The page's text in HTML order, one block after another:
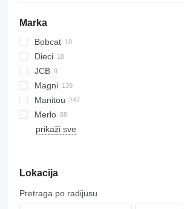
Marka
Bobcat
Dieci
Pegasus
GTH
JCB
555-210R
555-260R
TLT
Magni
RTH
Manitou
MRT
MT
Merlo
ROTO
608
GR
Girolift
prikaži sve
Lokacija
Pretraga po radijusu